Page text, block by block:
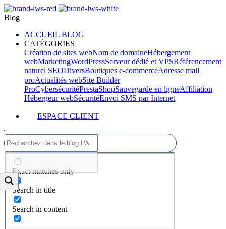
Blog
ACCUEIL BLOG
CATÉGORIES
Création de sites webNom de domaineHébergement
webMarketingWordPressServeur dédié et VPSRéférencement
naturel SEODiversBoutiques e-commerceAdresse mail
proActualités webSite Builder
ProCybersécuritéPrestaShopSauvegarde en ligneAffiliation
Hébergeur webSécuritéEnvoi SMS par Internet
ESPACE CLIENT
Exact matches only
Search in title
Search in content